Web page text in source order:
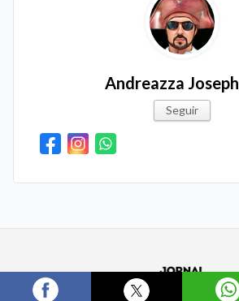
Andreazza Joseph
Seguir